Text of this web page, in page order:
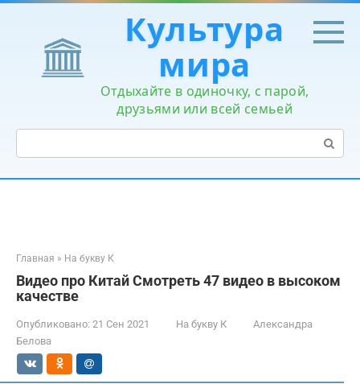
Перейти
контенту
Культура
мира
Отдыхайте в одиночку, с парой,
друзьями или всей семьей
Поиск:
Главная » На букву К
Видео про Китай Смотреть 47 видео в высоком
качестве
Опубликовано: 21 Сен 2021 На букву К
Александра
Белова